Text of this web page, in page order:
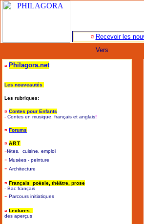
¤ Recevoir les
Vers
¤ Philagora.net
Les nouveautés
Les rubriques:
¤ Contes pour Enfants
- Contes en musique, français et anglais!
¤ Forums
¤ ART
-fêtes, cuisine, emploi
- Musées - peinture
- Architecture
¤ Français poésie, théâtre, prose
- Bac français
- Parcours initiatiques
¤ Lectures
des aperçus